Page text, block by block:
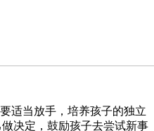
适当放手，培养孩子的独立
决定，鼓励孩子去尝试新事